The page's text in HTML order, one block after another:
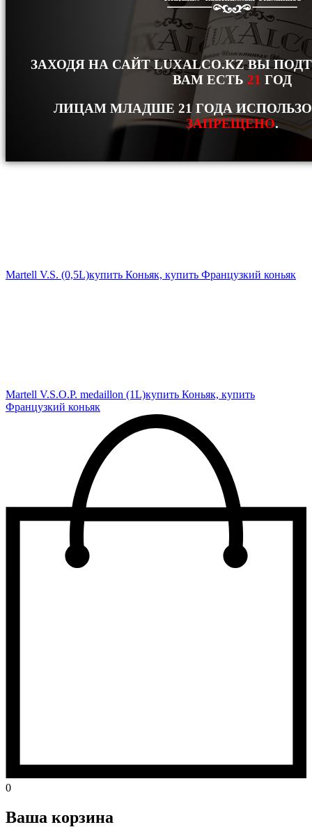
ЗАХОДЯ НА САЙТ LUXALCO.KZ ВЫ
ВАМ ЕСТЬ 21 ГОД
ЛИЦАМ МЛАДШЕ 21 ГОДА
ЗАПРЕЩЕНО.
Martell V.S. (0,5L)купить Коньяк, купить Французкий коньяк
Martell V.S.O.P. medaillon (1L)купить Коньяк, купить
Французкий коньяк
0
Ваша корзина